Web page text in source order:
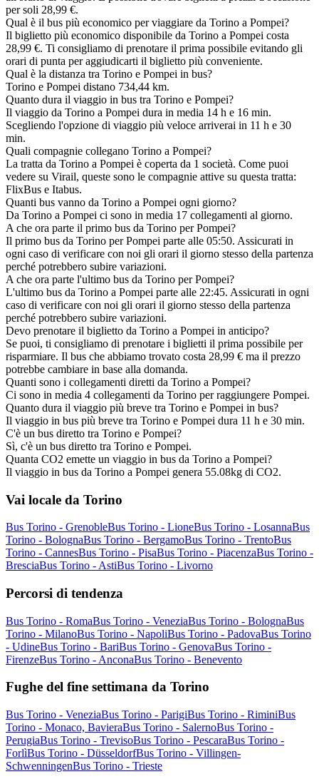
per soli 28,99 €.
Qual è il bus più economico per viaggiare da Torino a Pompei?
Il biglietto più economico disponibile da Torino a Pompei costa
28,99 €. Ti consigliamo di prenotare il prima possibile evitando gli
orari di punta per aggiudicarti il biglietto più conveniente.
Qual è la distanza tra Torino e Pompei in bus?
Torino e Pompei distano 734,44 km.
Quanto dura il viaggio in bus tra Torino e Pompei?
Il viaggio da Torino a Pompei dura in media 14 h e 16 min.
Scegliendo l'opzione di viaggio più veloce arriverai in 11 h e 30
min.
Quali compagnie collegano Torino a Pompei?
La tratta da Torino a Pompei è coperta da 1 società. Come puoi
vedere su Virail, queste sono le compagnie attive su questa tratta:
FlixBus e Itabus.
Quanti bus vanno da Torino a Pompei ogni giorno?
Da Torino a Pompei ci sono in media 17 collegamenti al giorno.
A che ora parte il primo bus da Torino per Pompei?
Il primo bus da Torino per Pompei parte alle 05:50. Assicurati in
ogni caso di verificare con noi gli orari il giorno stesso della partenza
perché potrebbero subire variazioni.
A che ora parte l'ultimo bus da Torino per Pompei?
L'ultimo bus da Torino a Pompei parte alle 22:45. Assicurati in ogni
caso di verificare con noi gli orari il giorno stesso della partenza
perché potrebbero subire variazioni.
Devo prenotare il biglietto da Torino a Pompei in anticipo?
Se puoi, ti consigliamo di prenotare i biglietti il prima possibile per
risparmiare. Il bus che abbiamo trovato costa 28,99 € ma il prezzo
potrebbe cambiare in base alla domanda.
Quanti sono i collegamenti diretti da Torino a Pompei?
Ci sono in media 4 collegamenti da Torino per raggiungere Pompei.
Quanto dura il viaggio più breve tra Torino e Pompei in bus?
Il viaggio in bus più breve tra Torino e Pompei dura 11 h e 30 min.
C'è un bus diretto tra Torino e Pompei?
Sì, c'è un bus diretto tra Torino e Pompei.
Quanta CO2 emette un viaggio in bus da Torino a Pompei?
Il viaggio in bus da Torino a Pompei genera 55.08kg di CO2.
Vai locale da Torino
Bus Torino - GrenobleBus Torino - LioneBus Torino - LosannaBus
Torino - BolognaBus Torino - BergamoBus Torino - TrentoBus
Torino - CannesBus Torino - PisaBus Torino - PiacenzaBus Torino -
BresciaBus Torino - AstiBus Torino - Livorno
Percorsi di tendenza
Bus Torino - RomaBus Torino - VeneziaBus Torino - BolognaBus
Torino - MilanoBus Torino - NapoliBus Torino - PadovaBus Torino
- UdineBus Torino - BariBus Torino - GenovaBus Torino -
FirenzeBus Torino - AnconaBus Torino - Benevento
Fughe del fine settimana da Torino
Bus Torino - VeneziaBus Torino - ParigiBus Torino - RiminiBus
Torino - Monaco, BavieraBus Torino - SalernoBus Torino -
PerugiaBus Torino - TrevisoBus Torino - PescaraBus Torino -
ForlìBus Torino - DüsseldorfBus Torino - Villingen-
SchwenningenBus Torino - Trieste